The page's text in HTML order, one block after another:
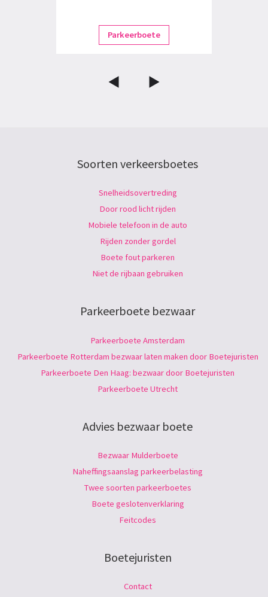
Parkeerboete
Soorten verkeersboetes
Snelheidsovertreding
Door rood licht rijden
Mobiele telefoon in de auto
Rijden zonder gordel
Boete fout parkeren
Niet de rijbaan gebruiken
Parkeerboete bezwaar
Parkeerboete Amsterdam
Parkeerboete Rotterdam bezwaar laten maken door Boetejuristen
Parkeerboete Den Haag: bezwaar door Boetejuristen
Parkeerboete Utrecht
Advies bezwaar boete
Bezwaar Mulderboete
Naheffingsaanslag parkeerbelasting
Twee soorten parkeerboetes
Boete geslotenverklaring
Feitcodes
Boetejuristen
Contact